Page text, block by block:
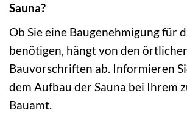
Sauna?
Ob Sie eine Baugenehmigung für
benötigen, hängt von den
Bauvorschriften ab. Informieren
dem Aufbau der Sauna bei Ihrem
Bauamt.